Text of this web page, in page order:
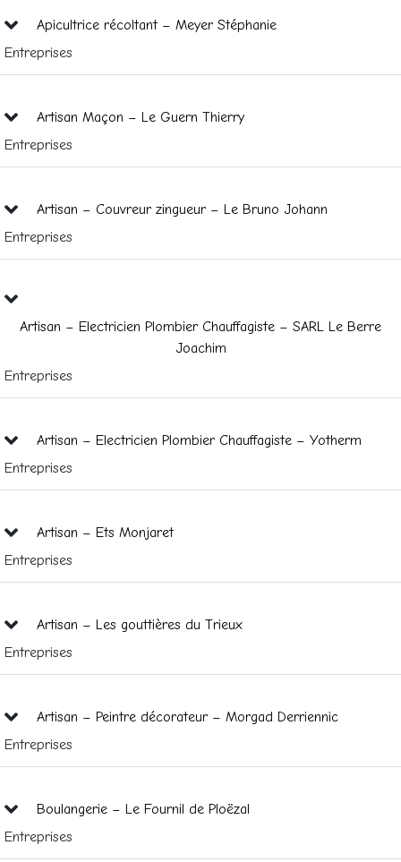
Apicultrice récoltant – Meyer Stéphanie
Entreprises
Artisan Maçon – Le Guern Thierry
Entreprises
Artisan – Couvreur zingueur – Le Bruno Johann
Entreprises
Artisan – Electricien Plombier Chauffagiste – SARL Le Berre
Joachim
Entreprises
Artisan – Electricien Plombier Chauffagiste – Yotherm
Entreprises
Artisan – Ets Monjaret
Entreprises
Artisan – Les gouttières du Trieux
Entreprises
Artisan – Peintre décorateur – Morgad Derriennic
Entreprises
Boulangerie – Le Fournil de Ploëzal
Entreprises